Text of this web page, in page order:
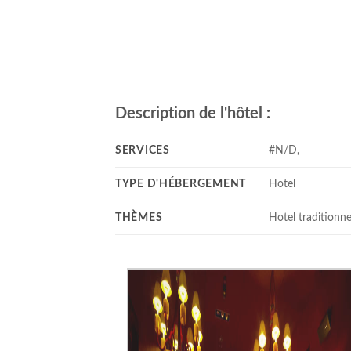
Description de l'hôtel :
SERVICES #N/D,
TYPE D'HÉBERGEMENT Hotel
THÈMES Hotel